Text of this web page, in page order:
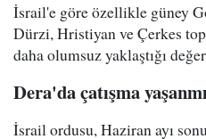
İsrail'e göre özellikle güney
Dürzi, Hristiyan ve Çerkes
daha olumsuz yaklaştığı
Dera'da çatışma
İsrail ordusu, Haziran ayı